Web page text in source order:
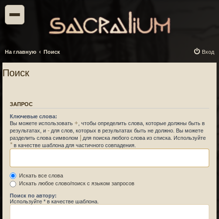
На главную Поиск Вход
Поиск
ЗАПРОС
Ключевые слова:
Вы можете использовать + , чтобы определить слова, которые должны быть в
результатах, и - для слов, которых в результатах быть не должно. Вы можете
разделить слова символом | для поиска любого слова из списка. Используйте
*в качестве шаблона для частичного совпадения.
Искать все слова
Искать любое слово/поиск с языком запросов
Поиск по автору:
Используйте * в качестве шаблона.